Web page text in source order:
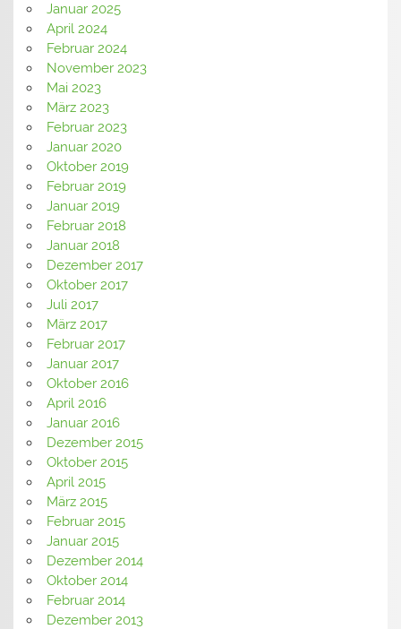
Januar 2025
April 2024
Februar 2024
November 2023
Mai 2023
März 2023
Februar 2023
Januar 2020
Oktober 2019
Februar 2019
Januar 2019
Februar 2018
Januar 2018
Dezember 2017
Oktober 2017
Juli 2017
März 2017
Februar 2017
Januar 2017
Oktober 2016
April 2016
Januar 2016
Dezember 2015
Oktober 2015
April 2015
März 2015
Februar 2015
Januar 2015
Dezember 2014
Oktober 2014
Februar 2014
Dezember 2013